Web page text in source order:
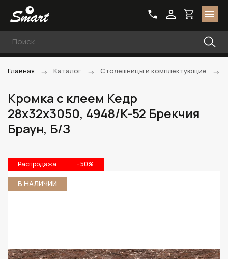
Главная Каталог Столешницы и комплектующие
Кромка с клеем Кедр
28х32х3050, 4948/K-52 Брекчия
Браун, Б/З
Распродажа - 50%
В НАЛИЧИИ